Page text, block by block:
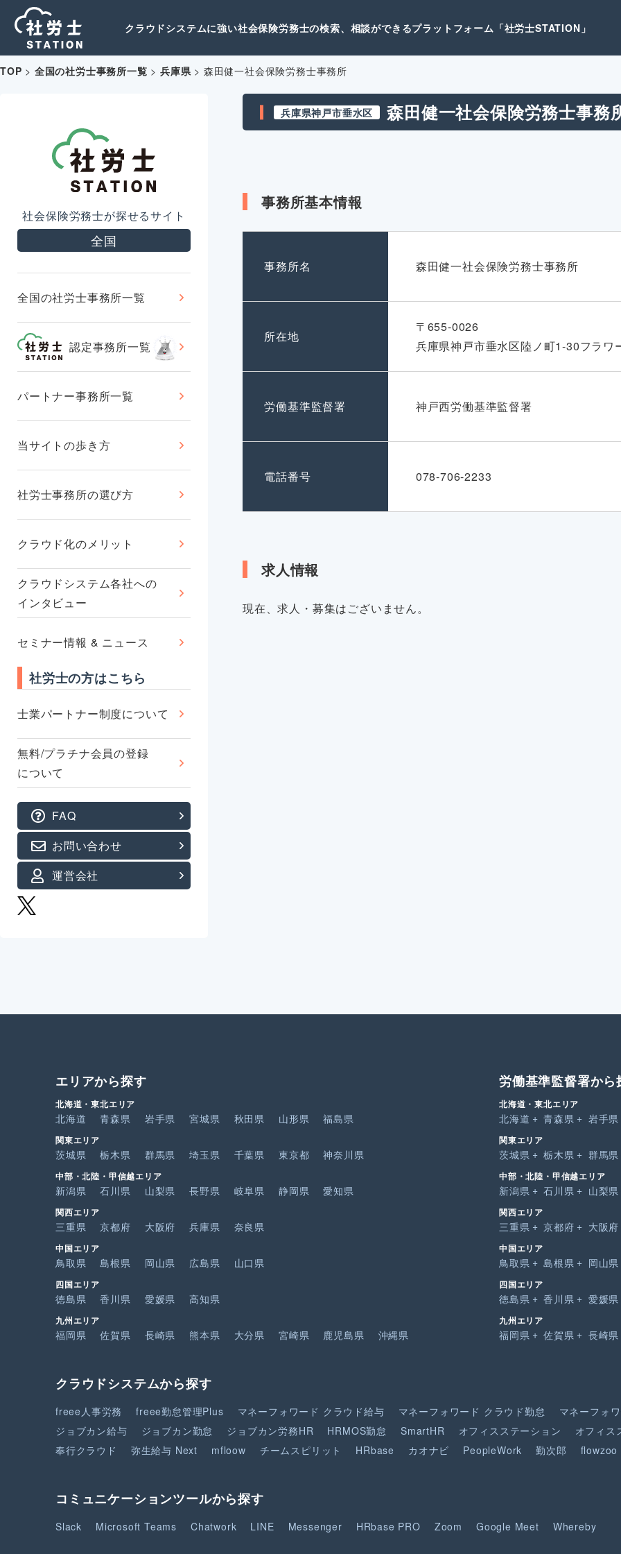
クラウドシステムに強い社会保険労務士の検索、相談ができるプラットフォーム「社労士STATION」
TOP > 全国の社労士事務所一覧 >兵庫県> 森田健一社会保険労務士事務所
社会保険労務士が探せるサイト
全国
全国の社労士事務所一覧
認定事務所一覧
パートナー事務所一覧
当サイトの歩き方
社労士事務所の選び方
クラウド化のメリット
クラウドシステム各社への
インタビュー
セミナー情報 & ニュース
社労士の方はこちら
士業パートナー制度について
無料/プラチナ会員の登録
について
FAQ
お問い合わせ
運営会社
兵庫県神戸市垂水区 森田健一社会保険労務士事務
事務所基本情報
事務所名 森田健一社会保険労務士事務所
所在地
〒655-0026
兵庫県神戸市垂水区陸ノ町1-30フラワ
労働基準監督署 神戸西労働基準監督署
電話番号 078-706-2233
求人情報
現在、求人・募集はございません。
エリアから探す
北海道・東北エリア
北海道 青森県 岩手県 宮城県 秋田県 山形県 福島県
関東エリア
茨城県 栃木県 群馬県 埼玉県 千葉県 東京都 神奈川県
中部・北陸・甲信越エリア
新潟県 石川県 山梨県 長野県 岐阜県 静岡県 愛知県
関西エリア
三重県 京都府 大阪府 兵庫県 奈良県
中国エリア
鳥取県 島根県 岡山県 広島県 山口県
四国エリア
徳島県 香川県 愛媛県 高知県
九州エリア
福岡県 佐賀県 長崎県 熊本県 大分県 宮崎県 鹿児島県 沖縄県
労働基準監督署から
北海道・東北エリア
北海道 青森県 岩手県
関東エリア
茨城県 栃木県 群馬県
中部・北陸・甲信越エリア
新潟県 石川県 山梨県
関西エリア
三重県 京都府 大阪府
中国エリア
鳥取県 島根県 岡山県
四国エリア
徳島県 香川県 愛媛県
九州エリア
福岡県 佐賀県 長崎県
クラウドシステムから探す
freee人事労務 freee勤怠管理Plus マネーフォワード クラウド給与 マネーフォワード クラウド勤怠 マネーフォ
ジョブカン給与
ジョブカン勤怠 ジョブカン労務HR HRMOS勤怠 SmartHR オフィスステーション オフィス
奉行クラウド
弥生給与 Next mfloow チームスピリット HRbase カオナビ PeopleWork 勤次郎 flowzoo
コミュニケーションツールから探す
Slack Microsoft Teams Chatwork LINE Messenger HRbase PRO Zoom Google Meet Whereby